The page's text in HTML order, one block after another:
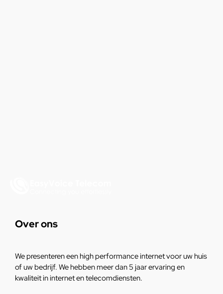
Over ons
We presenteren een high performance internet voor uw huis
of uw bedrijf. We hebben meer dan 5 jaar ervaring en
kwaliteit in internet en telecomdiensten.